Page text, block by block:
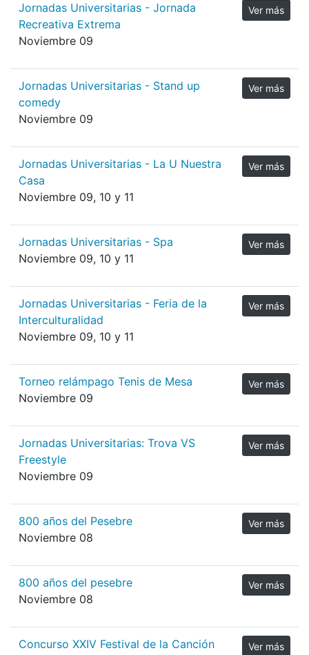
Jornadas Universitarias - Jornada
Recreativa Extrema
Noviembre 09
Ver más
Jornadas Universitarias - Stand up
comedy
Noviembre 09
Ver más
Jornadas Universitarias - La U Nuestra
Casa
Noviembre 09, 10 y 11
Ver más
Jornadas Universitarias - Spa
Noviembre 09, 10 y 11
Ver más
Jornadas Universitarias - Feria de la
Interculturalidad
Noviembre 09, 10 y 11
Ver más
Torneo relámpago Tenis de Mesa
Noviembre 09
Ver más
Jornadas Universitarias: Trova VS
Freestyle
Noviembre 09
Ver más
800 años del Pesebre
Noviembre 08
Ver más
800 años del pesebre
Noviembre 08
Ver más
Concurso XXIV Festival de la Canción
Ver más